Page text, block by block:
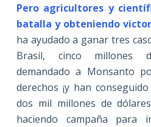
Pero agricultores y
batalla y obteniendo
ha ayudado a ganar tres
Brasil, cinco millones
demandado a Monsanto
derechos ¡y han
dos mil millones de
haciendo campaña para